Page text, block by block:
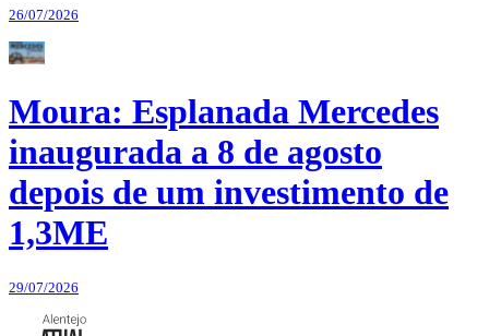
26/07/2026
Moura: Esplanada Mercedes
inaugurada a 8 de agosto
depois de um investimento de
1,3ME
29/07/2026